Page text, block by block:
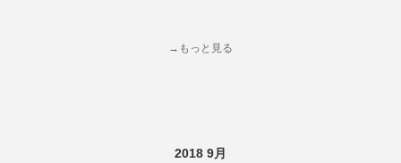
→もっと見る
2018 9月